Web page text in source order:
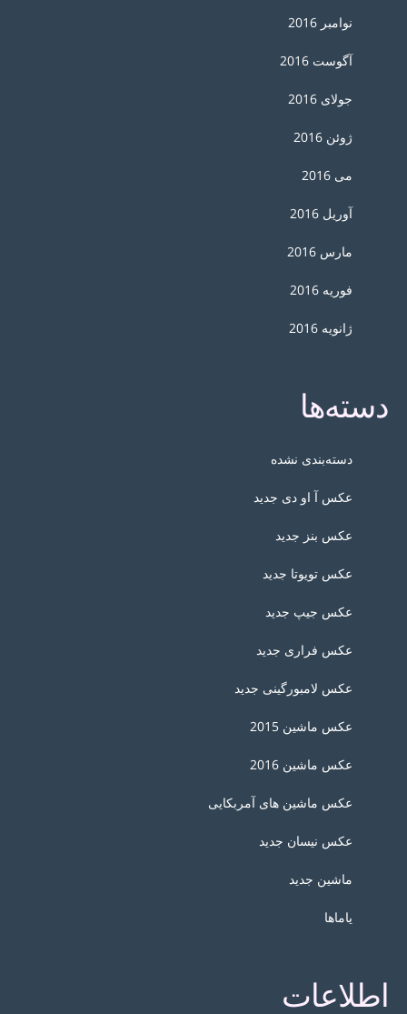
نوامبر 2016
آگوست 2016
جولای 2016
ژوئن 2016
می 2016
آوریل 2016
مارس 2016
فوریه 2016
ژانویه 2016
دسته‌ها
دسته‌بندی نشده
عکس آ او دی جدید
عکس بنز جدید
عکس تویوتا جدید
عکس جیپ جدید
عکس فراری جدید
عکس لامبورگینی جدید
عکس ماشین 2015
عکس ماشین 2016
عکس ماشین های آمربکایی
عکس نیسان جدید
ماشین جدید
یاماها
اطلاعات